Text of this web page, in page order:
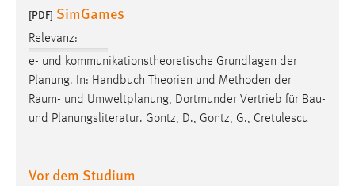
[PDF] SimGames
Relevanz:
e- und kommunikationstheoretische Grundlagen der
Planung. In: Handbuch Theorien und Methoden der
Raum- und Umweltplanung, Dortmunder Vertrieb für Bau-
und Planungsliteratur. Gontz, D., Gontz, G., Cretulescu
Vor dem Studium